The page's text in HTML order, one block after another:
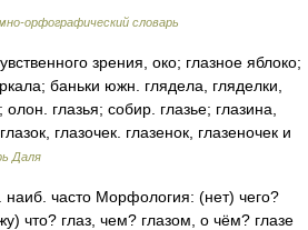
орфографический словарь
зрения, око; глазное яблоко;
баньки южн. глядела, гляделки,
глазья; собир. глазье; глазина,
глазочек. глазенок, глазеночек и
Даля
часто Морфология: (нет) чего?
что? глаз, чем? глазом, о чём? глазе